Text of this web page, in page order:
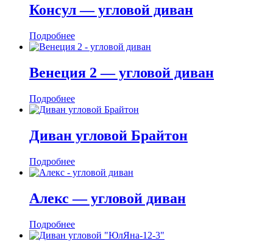
Консул — угловой диван
Подробнее
Венеция 2 — угловой диван
Подробнее
Диван угловой Брайтон
Подробнее
Алекс — угловой диван
Подробнее